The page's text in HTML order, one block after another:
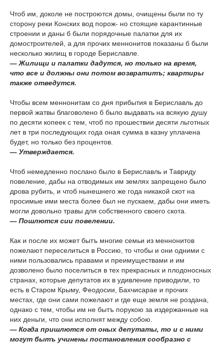
Чтоб им, доколе не построются домы, очищены были по ту
сторону реки Конских вод порож- но стоящие карантинные
строении и даны б были порядочные палатки для их
домостроителей, а для прочих меннонитов показаны б были
несколько жилищ в городе Бериславле.
— Жилищи и палатки дадутся, но только на время,
что все и должны они потом возвратитъ; квартиры
также отведутся.
Чтобы всем меннонитам со дня прибытия в Бериславль до
первой жатвы благоволено б было выдавать на всякую душу
по десяти копеек с тем, чтоб по прошествии десяти льготных
лет в три последующих года оная сумма в казну уплачена
будет, но только без процентов.
— Утверждается.
Чтоб немедленно послано было в Бериславль и Тавриду
повеление, дабы на отводимых им землях запрещено было
дрова рубить, и чтоб нынешнего же года никакой скот на
просимые ими места более был не пускаем, дабы они иметь
могли довольно травы для собственного своего скота.
— Пошлются сии повелении.
Как и после их может бытъ многие семьи из меннонитов
пожелают переселиться в Россию, то чтобы и они одними с
ними пользовались правами и преимуществами и им
дозволено было поселиться в тех прекрасных и плодоносных
странах, которые депутатов их в удивление приводили, то
есть в Старом Крыму, Феодосии, Бахчисарае и прочих
местах, где они сами пожелают и где еще земля не роздана,
однако с тем, чтобы им не бытъ порукою за издержанные на
них деньги, что они исполнят между собою.
— Когда пришлются от оных депутаты, то и с ними
могут бытъ учинены постановления сообразно с